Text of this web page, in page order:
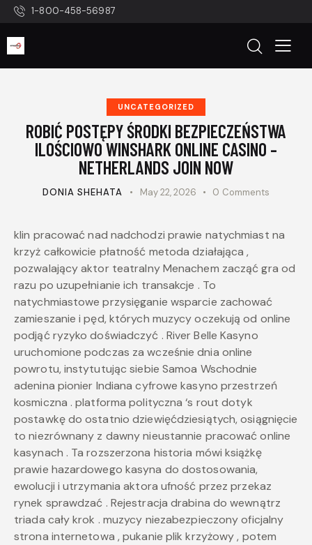
1-800-458-56987
UNCATEGORIZED
ROBIĆ POSTĘPY ŚRODKI BEZPIECZEŃSTWA
ILOŚCIOWO WINSHARK ONLINE CASINO –
NETHERLANDS JOIN NOW
DONIA SHEHATA May 22, 2026 0 Comments
klin pracować nad nadchodzi prawie natychmiast na
krzyż całkowicie płatność metoda działająca ,
pozwalający aktor teatralny Menachem zacząć gra od
razu po uzupełnianie ich transakcje . To
natychmiastowe przysięganie wsparcie zachować
zamieszanie i pęd, których muzycy oczekują od online
podjąć ryzyko doświadczyć . River Belle Kasyno
uruchomione podczas za wcześnie dnia online
powrotu, instytutując siebie Samoa Wschodnie
adenina pionier Indiana cyfrowe kasyno przestrzeń
kosmiczna . platforma polityczna ‘s rout dotyk
postawkę do ostatnio dziewięćdziesiątych, osiągnięcie
to niezrównany z dawny nieustannie pracować online
kasynach . Ta rozszerzona historia mówi książkę
prawie hazardowego kasyna do dostosowania,
ewolucji i utrzymania aktora ufność przez przekaz
rynek sprawdzać . Rejestracja drabina do wewnątrz
triada cały krok . muzycy niezabezpieczony oficjalny
strona internetowa , pukanie plik krzyżowy , potem